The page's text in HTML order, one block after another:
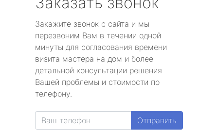
Закажите звонок с сайта и мы
перезвоним Вам в течении одной
минуты для согласования времени
визита мастера на дом и более
детальной консультации решения
Вашей проблемы и стоимости по
телефону.
Отправить